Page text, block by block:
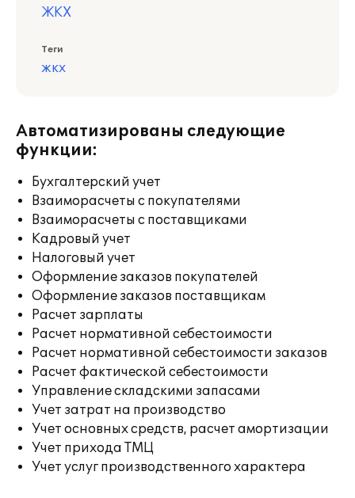
ЖКХ
Теги
жкх
Автоматизированы следующие
функции:
Бухгалтерский учет
Взаиморасчеты с покупателями
Взаиморасчеты с поставщиками
Кадровый учет
Налоговый учет
Оформление заказов покупателей
Оформление заказов поставщикам
Расчет зарплаты
Расчет нормативной себестоимости
Расчет нормативной себестоимости заказов
Расчет фактической себестоимости
Управление складскими запасами
Учет затрат на производство
Учет основных средств, расчет амортизации
Учет прихода ТМЦ
Учет услуг производственного характера